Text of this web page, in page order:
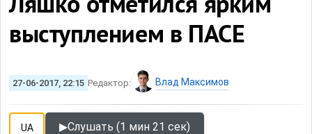
выступлением в ПАСЕ
27-06-2017, 22:15 Редактор: Влад Максимов
UA ▶Слушать (1 мин 21 сек)